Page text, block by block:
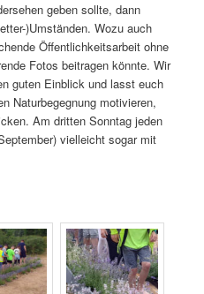
geben sollte, dann
)Umständen. Wozu auch
Öffentlichkeitsarbeit ohne
Fotos beitragen könnte. Wir
guten Einblick und lasst euch
Naturbegegnung motivieren,
Am dritten Sonntag jeden
vielleicht sogar mit